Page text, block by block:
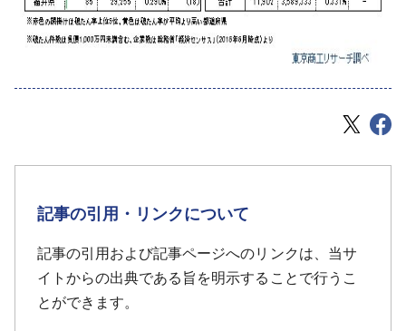
記事の引用・リンクについて
記事の引用および記事ページへのリンクは、当サ
イトからの出典である旨を明示することで行うこ
とができます。